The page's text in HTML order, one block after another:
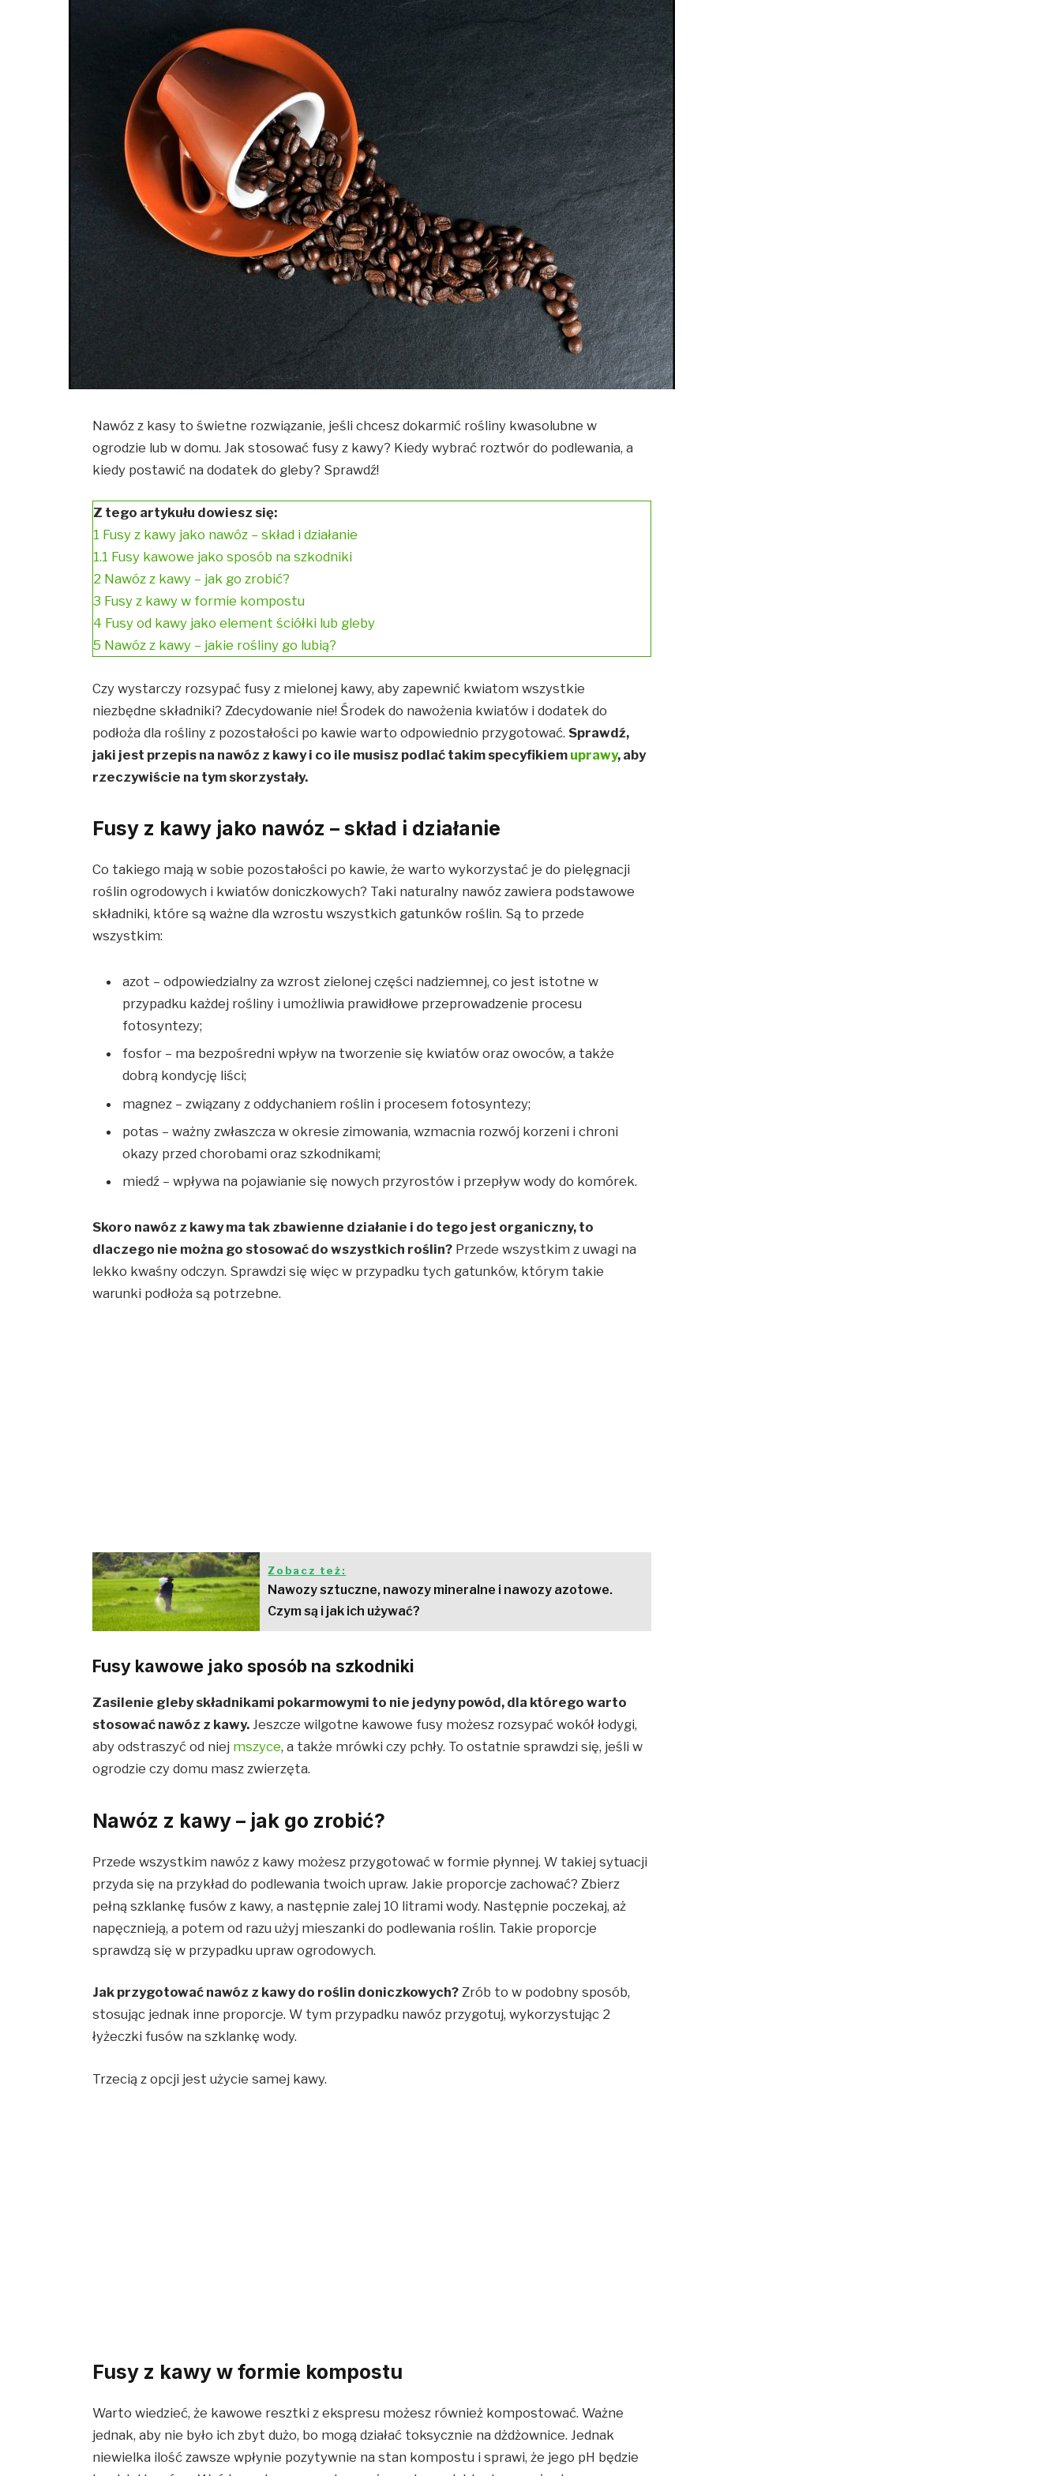
Nawóz z kasy to świetne rozwiązanie, jeśli chcesz dokarmić rośliny kwasolubne w
ogrodzie lub w domu. Jak stosować fusy z kawy? Kiedy wybrać roztwór do podlewania, a
kiedy postawić na dodatek do gleby? Sprawdź!
Z tego artykułu dowiesz się:
1 Fusy z kawy jako nawóz – skład i działanie
1.1 Fusy kawowe jako sposób na szkodniki
2 Nawóz z kawy – jak go zrobić?
3 Fusy z kawy w formie kompostu
4 Fusy od kawy jako element ściółki lub gleby
5 Nawóz z kawy – jakie rośliny go lubią?
Czy wystarczy rozsypać fusy z mielonej kawy, aby zapewnić kwiatom wszystkie
niezbędne składniki? Zdecydowanie nie! Środek do nawożenia kwiatów i dodatek do
podłoża dla rośliny z pozostałości po kawie warto odpowiednio przygotować. Sprawdź,
jaki jest przepis na nawóz z kawy i co ile musisz podlać takim specyfikiem uprawy, aby
rzeczywiście na tym skorzystały.
Fusy z kawy jako nawóz – skład i działanie
Co takiego mają w sobie pozostałości po kawie, że warto wykorzystać je do pielęgnacji
roślin ogrodowych i kwiatów doniczkowych? Taki naturalny nawóz zawiera podstawowe
składniki, które są ważne dla wzrostu wszystkich gatunków roślin. Są to przede
wszystkim:
azot – odpowiedzialny za wzrost zielonej części nadziemnej, co jest istotne w
przypadku każdej rośliny i umożliwia prawidłowe przeprowadzenie procesu
fotosyntezy;
fosfor – ma bezpośredni wpływ na tworzenie się kwiatów oraz owoców, a także
dobrą kondycję liści;
magnez – związany z oddychaniem roślin i procesem fotosyntezy;
potas – ważny zwłaszcza w okresie zimowania, wzmacnia rozwój korzeni i chroni
okazy przed chorobami oraz szkodnikami;
miedź – wpływa na pojawianie się nowych przyrostów i przepływ wody do komórek.
Skoro nawóz z kawy ma tak zbawienne działanie i do tego jest organiczny, to
dlaczego nie można go stosować do wszystkich roślin? Przede wszystkim z uwagi na
lekko kwaśny odczyn. Sprawdzi się więc w przypadku tych gatunków, którym takie
warunki podłoża są potrzebne.
Zobacz też:
Nawozy sztuczne, nawozy mineralne i nawozy azotowe.
Czym są i jak ich używać?
Fusy kawowe jako sposób na szkodniki
Zasilenie gleby składnikami pokarmowymi to nie jedyny powód, dla którego warto
stosować nawóz z kawy. Jeszcze wilgotne kawowe fusy możesz rozsypać wokół łodygi,
aby odstraszyć od niej mszyce, a także mrówki czy pchły. To ostatnie sprawdzi się, jeśli w
ogrodzie czy domu masz zwierzęta.
Nawóz z kawy – jak go zrobić?
Przede wszystkim nawóz z kawy możesz przygotować w formie płynnej. W takiej sytuacji
przyda się na przykład do podlewania twoich upraw. Jakie proporcje zachować? Zbierz
pełną szklankę fusów z kawy, a następnie zalej 10 litrami wody. Następnie poczekaj, aż
napęcznieją, a potem od razu użyj mieszanki do podlewania roślin. Takie proporcje
sprawdzą się w przypadku upraw ogrodowych.
Jak przygotować nawóz z kawy do roślin doniczkowych? Zrób to w podobny sposób,
stosując jednak inne proporcje. W tym przypadku nawóz przygotuj, wykorzystując 2
łyżeczki fusów na szklankę wody.
Trzecią z opcji jest użycie samej kawy.
Fusy z kawy w formie kompostu
Warto wiedzieć, że kawowe resztki z ekspresu możesz również kompostować. Ważne
jednak, aby nie było ich zbyt dużo, bo mogą działać toksycznie na dżdżownice. Jednak
niewielka ilość zawsze wpłynie pozytywnie na stan kompostu i sprawi, że jego pH będzie